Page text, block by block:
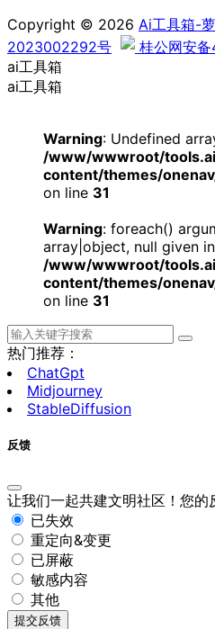
Copyright © 2026 Ai工具箱-
2023002292号
桂公网安
ai工具箱
ai工具箱
Warning: Undefined
/www/wwwroot/
content/themes/
on line 31
Warning: foreach()
array|object, null given in
/www/wwwroot/
content/themes/
on line 31
热门推荐：
ChatGpt
Midjourney
StableDiffusion
反馈
让我们一起共建文明社区！您的
已失效
重定向&变更
已屏蔽
敏感内容
其他
提交反馈